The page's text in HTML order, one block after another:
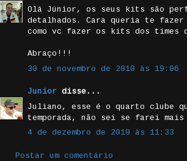
Olá Júnior, os seus kits são
detalhados. Cara queria te fazer
como vc fazer os kits dos times
Abraço!!!
30 de novembro de 2010 às 19:06
Junior disse...
Juliano, esse é o quarto clube
temporada, não sei se farei mais
4 de dezembro de 2010 às 11:33
Postar um comentário